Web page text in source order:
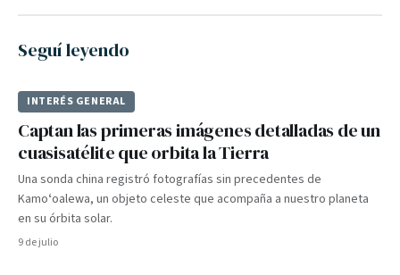
Seguí leyendo
INTERÉS GENERAL
Captan las primeras imágenes detalladas de un
cuasisatélite que orbita la Tierra
Una sonda china registró fotografías sin precedentes de
Kamoʻoalewa, un objeto celeste que acompaña a nuestro planeta
en su órbita solar.
9 de julio